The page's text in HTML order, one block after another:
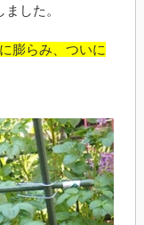
した。
膨らみ、ついに